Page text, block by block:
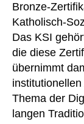
Bronze-
Katholisch-
Das KSI
die diese
übernimmt
Thema der
langen